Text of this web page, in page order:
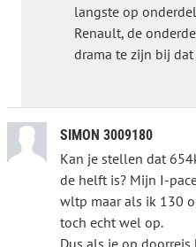
langste op
Renault, de
drama te zijn bij dat
SIMON 3009180
Kan je stellen dat
de helft is? Mijn I-
wltp maar als ik 130
toch echt wel op.
Dus als je op